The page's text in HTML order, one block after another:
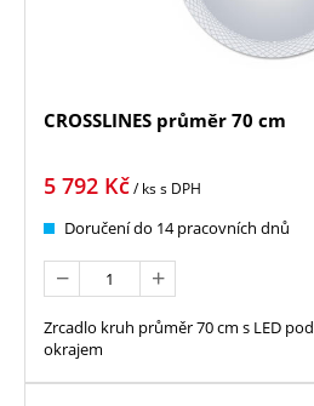
CROSSLINES průměr 70 cm
5 792 Kč/ kss DPH
Doručení do 14 pracovních dnů
Zrcadlo kruh průměr 70 cm s LED
okrajem